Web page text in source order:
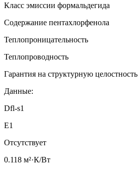
Класс эмиссии формальдегида
Содержание пентахлорфенола
Теплопроницательность
Теплопроводность
Гарантия на структурную целостность
Данные:
Dfl-s1
E1
Отсутствует
0.118 м²·К/Вт